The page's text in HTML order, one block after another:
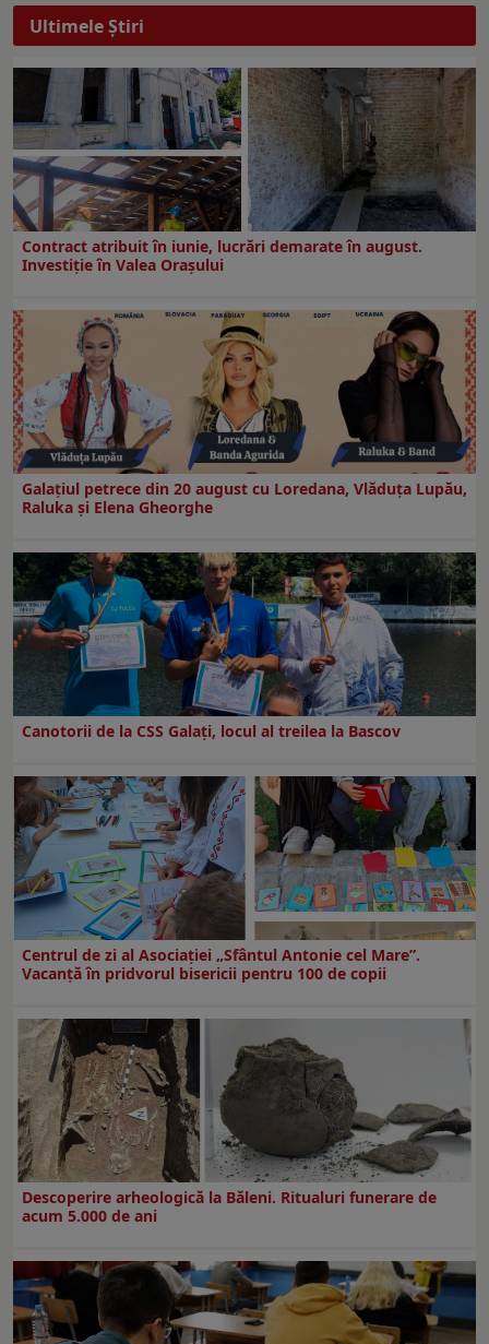
Ultimele Ştiri
Contract atribuit în iunie, lucrări demarate în august.
Investiţie în Valea Oraşului
Galaţiul petrece din 20 august cu Loredana, Vlăduța Lupău,
Raluka și Elena Gheorghe
Canotorii de la CSS Galați, locul al treilea la Bascov
Centrul de zi al Asociației „Sfântul Antonie cel Mare”.
Vacanță în pridvorul bisericii pentru 100 de copii
Descoperire arheologică la Băleni. Ritualuri funerare de
acum 5.000 de ani